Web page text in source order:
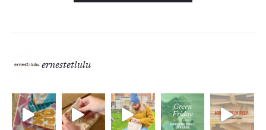
ernestetlulu